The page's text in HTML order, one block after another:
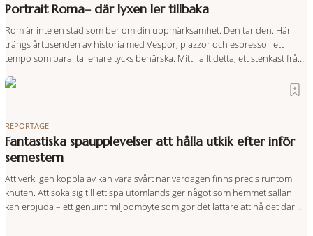
Portrait Roma– där lyxen ler tillbaka
Rom är inte en stad som ber om din uppmärksamhet. Den tar den. Här
trängs årtusenden av historia med Vespor, piazzor och espresso i ett
tempo som bara italienare tycks behärska. Mitt i allt detta, ett stenkast från
den smått osannolika bedriften att
REPORTAGE
Fantastiska spaupplevelser att hålla utkik efter inför
semestern
Att verkligen koppla av kan vara svårt när vardagen finns precis runtom
knuten. Att söka sig till ett spa utomlands ger något som hemmet sällan
kan erbjuda – ett genuint miljöombyte som gör det lättare att nå det där